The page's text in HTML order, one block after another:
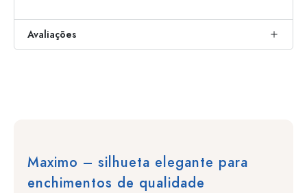
Avaliações
Maximo – silhueta elegante para
enchimentos de qualidade